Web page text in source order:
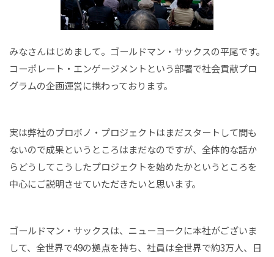
みなさんはじめまして。ゴールドマン・サックスの平尾です。
コーポレート・エンゲージメントという部署で社会貢献プロ
グラムの企画運営に携わっております。
実は弊社のプロボノ・プロジェクトはまだスタートして間も
ないので成果というところはまだなのですが、全体的な話か
らどうしてこうしたプロジェクトを始めたかというところを
中心にご説明させていただきたいと思います。
ゴールドマン・サックスは、ニューヨークに本社がございま
して、全世界で49の拠点を持ち、社員は全世界で約3万人、日